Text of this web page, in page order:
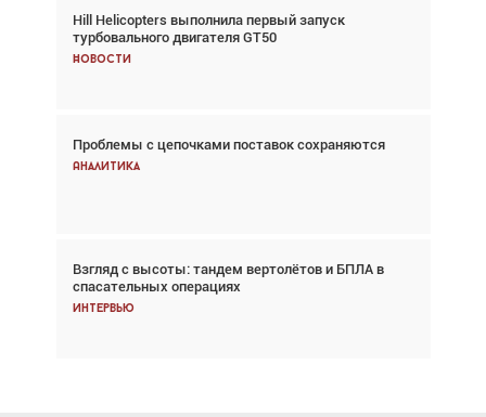
Hill Helicopters выполнила первый запуск
турбовального двигателя GT50
Новости
Проблемы с цепочками поставок сохраняются
Аналитика
Взгляд с высоты: тандем вертолётов и БПЛА в
спасательных операциях
Интервью
Авиационный фотограф Дэйв Кох: «Фотография
говорит сама за себя... а ИИ всё портит»
Новости
Впервые с 2024 года глобальный трафик
снижается три недели подряд
Частный самолёт – это актив. Подходите к
покупке соответствующим образом
Интервью